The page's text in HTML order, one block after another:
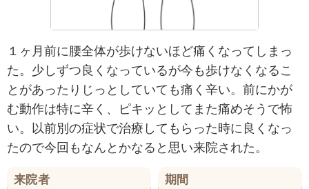
１ヶ月前に腰全体が歩けないほど痛くなってしまっ
た。少しずつ良くなっているが今も歩けなくなるこ
とがあったりじっとしていても痛く辛い。前にかが
む動作は特に辛く、ピキッとしてまた痛めそうで怖
い。以前別の症状で治療してもらった時に良くなっ
たので今回もなんとかなると思い来院された。
来院者 期間